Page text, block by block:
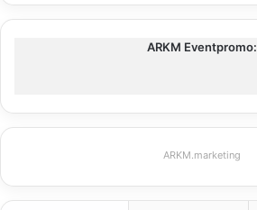
ARKM Eventpromo:
ARKM.marketing